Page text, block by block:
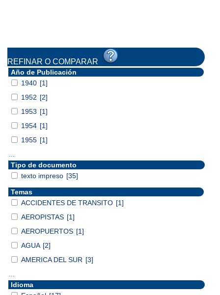
REFINAR O COMPARAR
Año de Publicación
1940 [1]
1952 [2]
1953 [1]
1954 [1]
1955 [1]
Tipo de documento
texto impreso [35]
Temas
ACCIDENTES DE TRANSITO [1]
AEROPISTAS [1]
AEROPUERTOS [1]
AGUA [2]
AMERICA DEL SUR [3]
Idioma